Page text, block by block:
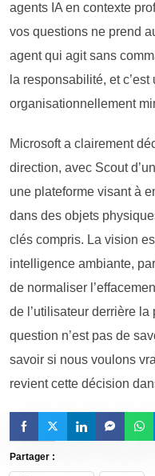
agents IA en contexte
vos questions ne prend
agent qui agit sans
la responsabilité, et
organisationnellement
Microsoft a clairement
direction, avec Scout
une plateforme visant à
dans des objets
clés compris. La vision
intelligence ambiante,
de normaliser
de l’utilisateur derrière
question n’est pas de
savoir si nous voulons
revient cette décision
Partager :